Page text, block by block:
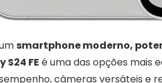
smartphone moderno,
FE é uma das opções mais
câmeras versáteis e